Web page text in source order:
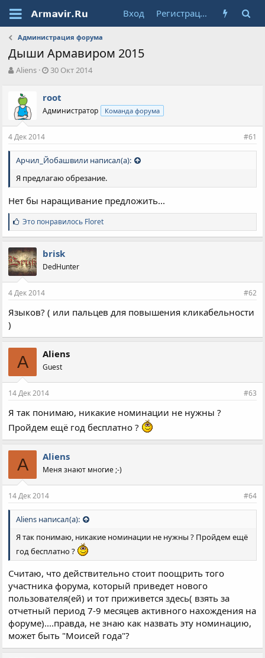
Вход Регистрация
Администрация форума
Дыши Армавиром 2015
А
о
р
т
е
м
ы
Aliens
Д
а
н
л
а
30 Окт 2014
root
Администратор Команда форума
4 Дек 2014 #61
Арчил_Йобашвили написал(а):
Я предлагаю обрезание.
Нет бы наращивание предложить...
С
и
м
п
а
т
и
:
Это понравилось Floret
brisk
DedHunter
4 Дек 2014 #62
Языков? ( или пальцев для повышения кликабельности
)
A Aliens
Guest
14 Дек 2014 #63
Я так понимаю, никакие номинации не нужны ?
Пройдем ещё год бесплатно ?
A Aliens
Меня знают многие ;-)
14 Дек 2014 #64
Aliens написал(а):
Я так понимаю, никакие номинации не нужны ? Пройдем ещё
год бесплатно ?
Считаю, что действительно стоит поощрить того
участника форума, который приведет нового
пользователя(ей) и тот приживется здесь( взять за
отчетный период 7-9 месяцев активного нахождения на
форуме)....правда, не знаю как назвать эту номинацию,
может быть "Моисей года"?